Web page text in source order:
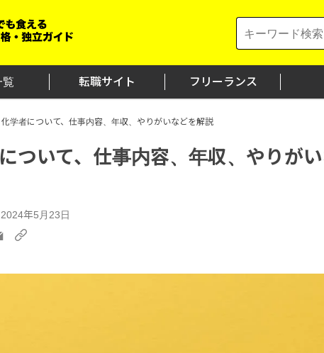
for:
覧 転職サイト フリーランス
化学者について、仕事内容、年収、やりがいなどを解説
ついて、仕事内容、年収、やりが
年5月23日